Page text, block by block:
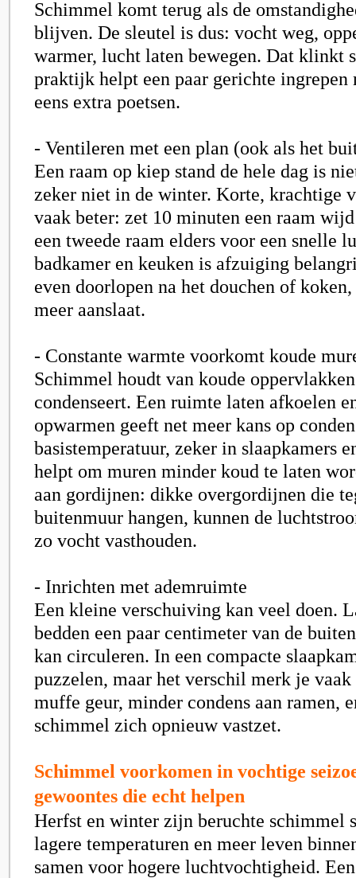
Schimmel komt terug als de
blijven. De sleutel is dus: vocht weg,
warmer, lucht laten bewegen. Dat klinkt
praktijk helpt een paar gerichte ingrepen
eens extra poetsen.
- Ventileren met een plan (ook als het
Een raam op kiep stand de hele dag is
zeker niet in de winter. Korte, krachtige
vaak beter: zet 10 minuten een raam
een tweede raam elders voor een snelle
badkamer en keuken is afzuiging
even doorlopen na het douchen of
meer aanslaat.
- Constante warmte voorkomt koude
Schimmel houdt van koude
condenseert. Een ruimte laten afkoelen
opwarmen geeft net meer kans op
basistemperatuur, zeker in slaapkamers
helpt om muren minder koud te laten
aan gordijnen: dikke overgordijnen die
buitenmuur hangen, kunnen de
zo vocht vasthouden.
- Inrichten met ademruimte
Een kleine verschuiving kan veel doen.
bedden een paar centimeter van de
kan circuleren. In een compacte
puzzelen, maar het verschil merk je
muffe geur, minder condens aan ramen,
schimmel zich opnieuw vastzet.
Schimmel voorkomen in vochtige
gewoontes die echt helpen
Herfst en winter zijn beruchte schimmel
lagere temperaturen en meer leven
samen voor hogere luchtvochtigheid.